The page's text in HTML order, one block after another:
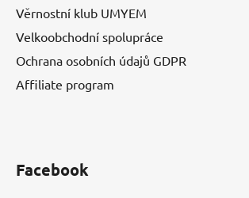
Věrnostní klub UMYEM
Velkoobchodní spolupráce
Ochrana osobních údajů GDPR
Affiliate program
Facebook